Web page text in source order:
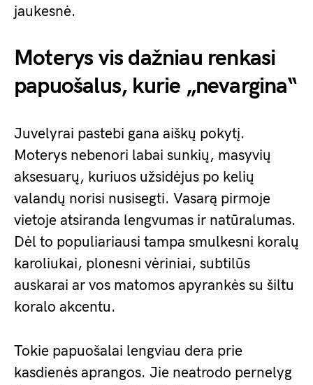
jaukesnė.
Moterys vis dažniau renkasi
papuošalus, kurie „nevargina“
Juvelyrai pastebi gana aiškų pokytį.
Moterys nebenori labai sunkių, masyvių
aksesuarų, kuriuos užsidėjus po kelių
valandų norisi nusisegti. Vasarą pirmoje
vietoje atsiranda lengvumas ir natūralumas.
Dėl to populiariausi tampa smulkesni koralų
karoliukai, plonesni vėriniai, subtilūs
auskarai ar vos matomos apyrankės su šiltu
koralo akcentu.
Tokie papuošalai lengviau dera prie
kasdienės aprangos. Jie neatrodo pernelyg